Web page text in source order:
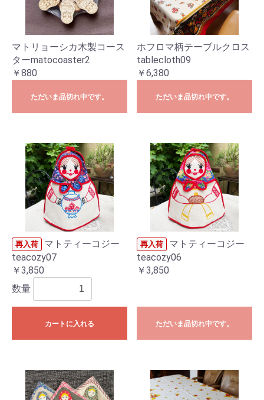
マトリョーシカ木製コース
ターmatocoaster2
￥880
ただいま品切れ中です。
ホフロマ柄テーブルクロス
tablecloth09
￥6,380
ただいま品切れ中です。
再入荷
マトティーコジー
teacozy07
￥3,850
数量
カートに入れる
再入荷
マトティーコジー
teacozy06
￥3,850
ただいま品切れ中です。